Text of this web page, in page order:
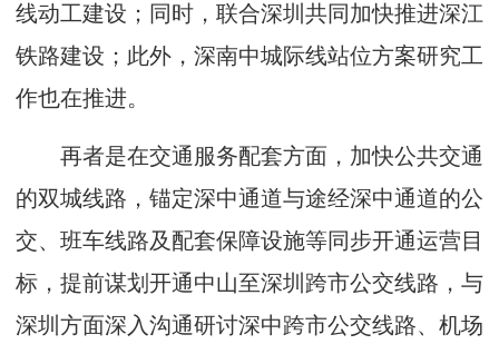
线动工建设；同时，联合深圳共同加快推进深江
铁路建设；此外，深南中城际线站位方案研究工
作也在推进。
再者是在交通服务配套方面，加快公共交通
的双城线路，锚定深中通道与途经深中通道的公
交、班车线路及配套保障设施等同步开通运营目
标，提前谋划开通中山至深圳跨市公交线路，与
深圳方面深入沟通研讨深中跨市公交线路、机场